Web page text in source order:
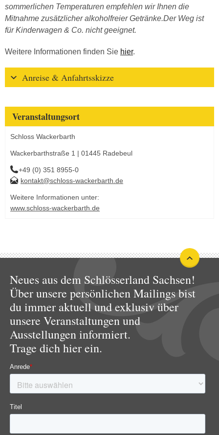
sommerlichen Temperaturen empfehlen wir Ihnen die
Mitnahme zusätzlicher alkoholfreier Getränke.Der Weg ist
für Kinderwagen & Co. nicht geeignet.
Weitere Informationen finden Sie hier.
Anreise & Anfahrtsskizze
Veranstaltungsort
Schloss Wackerbarth
Wackerbarthstraße 1 | 01445 Radebeul
+49 (0) 351 8955-0
kontakt@schloss-wackerbarth.de
Weitere Informationen unter:
www.schloss-wackerbarth.de
Neues aus dem Schlösserland Sachsen!
Über unsere persönlichen Mailings bist
du immer aktuell und exklusiv über
unsere Veranstaltungen und
Ausstellungen informiert.
Trage dich hier ein.